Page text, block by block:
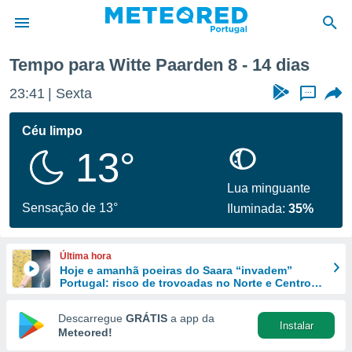
da
foi
fornecidas
a este
das
e
forma
digital
Tempo para Witte Paarden 8 - 14 dias
23:41 Sexta ...
Céu limpo
13°
Sensação de 13°
Lua minguante
Iluminada:35%
Última hora
Hoje e amanhã poeiras do Saara “invadem”
Portugal: risco de trovoadas no Norte e Centro
Descarregue GRÁTIS a app da
Meteored!
Instalar